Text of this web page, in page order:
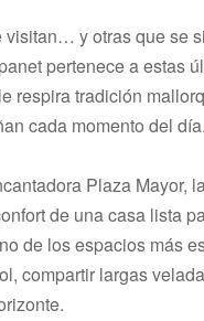
y otras que se
pertenece a estas
respira tradición
cada momento del día.
Plaza Mayor,
de una casa lista
de los espacios más
compartir largas